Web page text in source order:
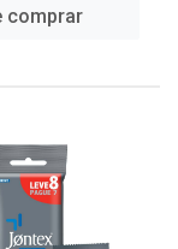
comprar